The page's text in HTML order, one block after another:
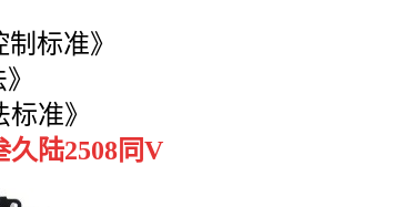
标准》
准》
久陆2508同V